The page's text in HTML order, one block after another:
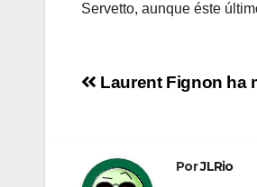
Servetto, aunque éste
Navegación
entradas
Laurent Fignon ha
PorJLRio